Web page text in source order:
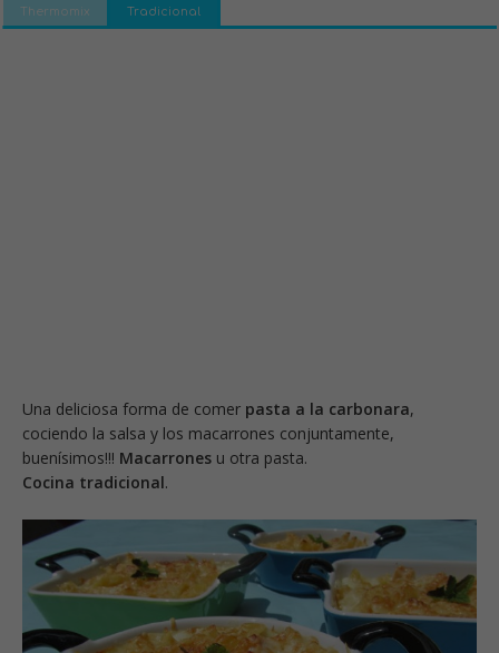
Thermomix Tradicional
Una deliciosa forma de comer pasta a la carbonara,
cociendo la salsa y los macarrones conjuntamente,
buenísimos!!! Macarrones u otra pasta.
Cocina tradicional.